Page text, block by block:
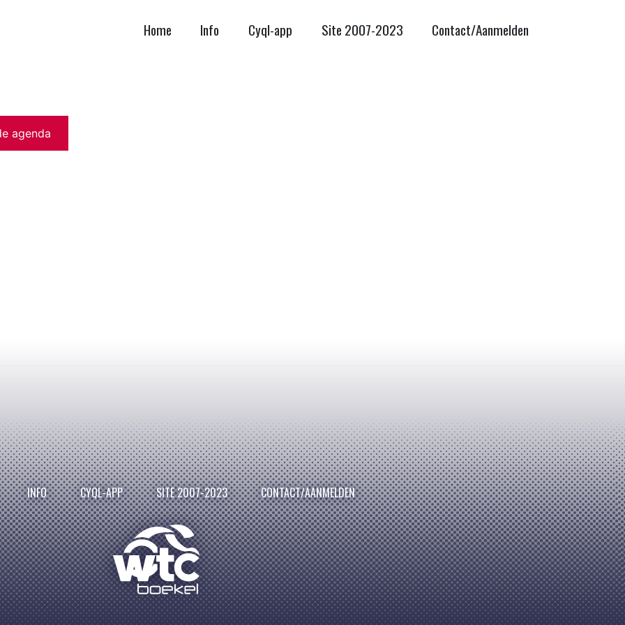
Home Info Cyql-app Site 2007-2023 Contact/Aanmelden
agenda
INFO CYQL-APP SITE 2007-2023 CONTACT/AANMELDEN